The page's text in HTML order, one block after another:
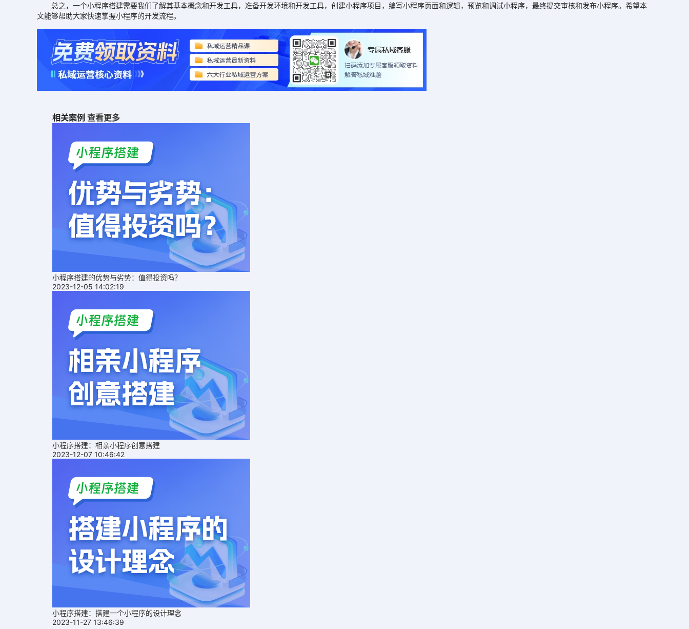
总之，一个小程序搭建需要我们了解其基本概念和开发工具，准备开发环境和开发工具，创建小程序项目，编写小程序页面和逻辑，预览和调试小程序，最终提交审核和发布小程序。希望本
文能够帮助大家快速掌握小程序的开发流程。
相关案例 查看更多
小程序搭建的优势与劣势：值得投资吗？
2023-12-05 14:02:19
小程序搭建：相亲小程序创意搭建
2023-12-07 10:46:42
小程序搭建：搭建一个小程序的设计理念
2023-11-27 13:46:39